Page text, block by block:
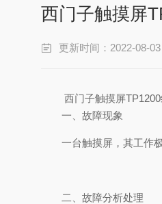
西门子触摸屏
更新时间：2022-08-03
西门子触摸屏TP1200
一、故障现象
一台触摸屏，其工作极
二、故障分析处理